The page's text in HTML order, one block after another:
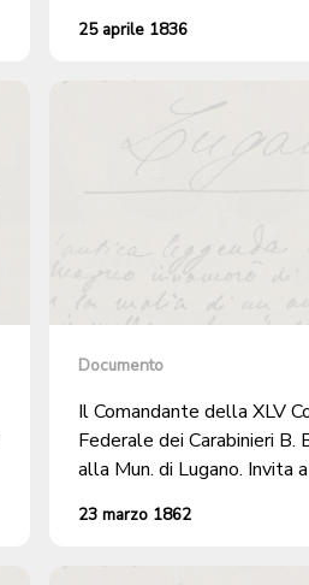
Istanza di Lugano,
DOMENICO LUCCHINI di
frazione di Pazzallo.
25 aprile 1836
Documento
Il Comandante della XLV
Federale dei Carabinieri B.
alla Mun. di Lugano. Invita
per il giorno 26 abbia a
23 marzo 1862